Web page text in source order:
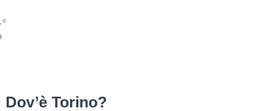
Dov’è Torino?